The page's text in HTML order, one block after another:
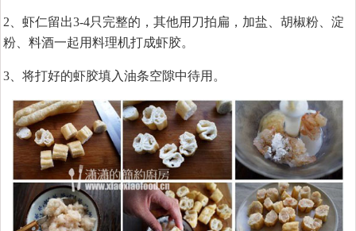
2、虾仁留出3-4只完整的，其他用刀拍扁，加盐、胡椒粉、淀
粉、料酒一起用料理机打成虾胶。
3、将打好的虾胶填入油条空隙中待用。